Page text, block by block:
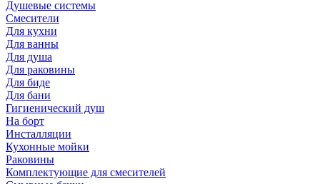
Душевые системы
Смесители
Для кухни
Для ванны
Для душа
Для раковины
Для биде
Для бани
Гигиенический душ
На борт
Инсталляции
Кухонные мойки
Раковины
Комплектующие для смесителей